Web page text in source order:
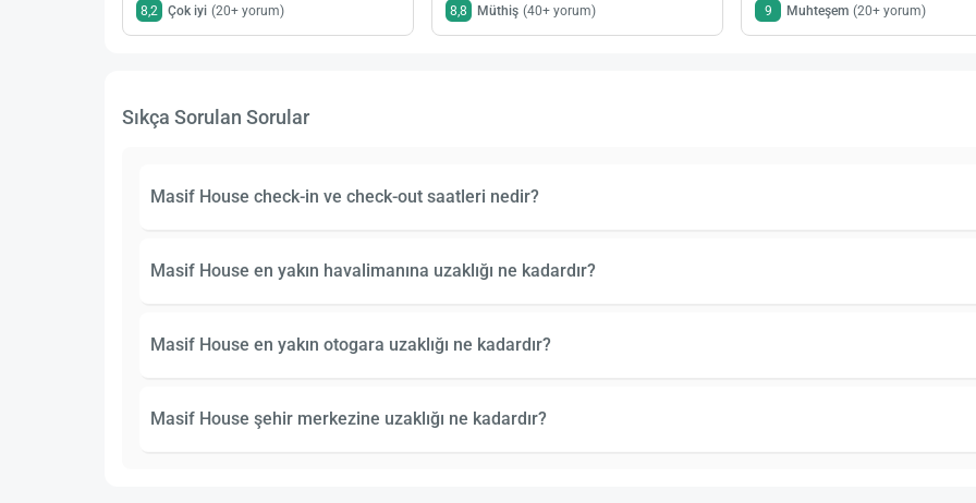
8,2 Çok iyi (20+ yorum) 8,8 Müthiş (40+ yorum) 9 Muhteşem (20+ yorum)
Sıkça Sorulan Sorular
Masif House check-in ve check-out saatleri nedir?
Masif House en yakın havalimanına uzaklığı ne kadardır?
Masif House en yakın otogara uzaklığı ne kadardır?
Masif House şehir merkezine uzaklığı ne kadardır?